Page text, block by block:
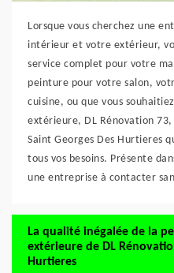
Lorsque vous cherchez une
intérieur et votre extérieur,
service complet pour votre
peinture pour votre salon,
cuisine, ou que vous
extérieure, DL Rénovation
Saint Georges Des Hurtieres
tous vos besoins. Présente
une entreprise à contacter
La qualité inégalée de la
extérieure de DL
Hurtieres